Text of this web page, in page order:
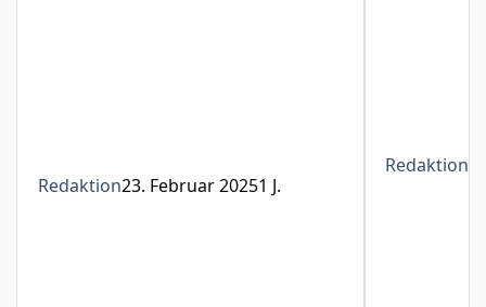
Redaktion23. Februar 20251 J.
Redaktion